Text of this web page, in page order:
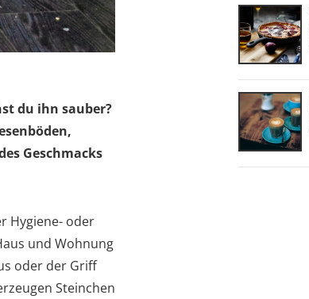
du ihn sauber?
Geschmacks
Hygiene- oder
und Wohnung
oder der Griff
Steinchen